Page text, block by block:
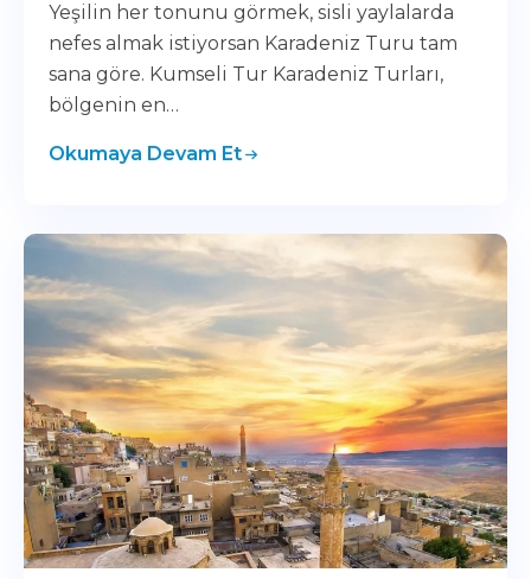
Yeşilin her tonunu görmek, sisli yaylalarda
nefes almak istiyorsan Karadeniz Turu tam
sana göre. Kumseli Tur Karadeniz Turları,
bölgenin en…
Okumaya Devam Et